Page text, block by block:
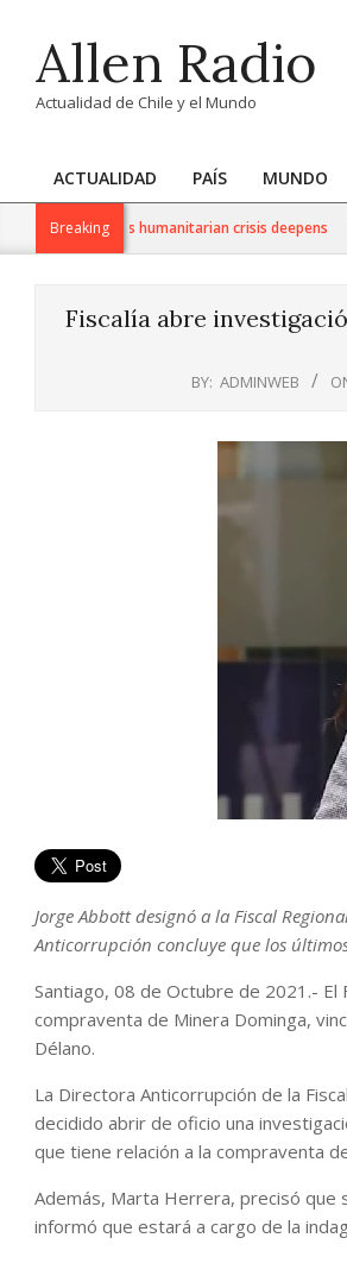
contentAllen Radio
Actualidad de Chile y el Mundo
Primary
Navigation
ACTUALIDAD PAÍS MUNDO
Breaking
sanctions as humanitarian crisis deepens
Fiscalía abre
BY: ADMINWEB
Jorge Abbott designó a la Fiscal
Anticorrupción concluye que los
Santiago, 08 de Octubre de 2021.- El
compraventa de Minera Dominga,
Délano.
La Directora Anticorrupción de la
decidido abrir de oficio una
que tiene relación a la compraventa
Además, Marta Herrera, precisó que
informó que estará a cargo de la